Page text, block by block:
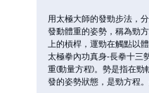
用太極大師的發勁步法，
發動體重的姿勢，稱為勁
上的槓桿，運勁在觸點以
太極拳內功真身-長拳十三
重(動量方程)。勢是指在
發的姿勢狀態，是勁方程。